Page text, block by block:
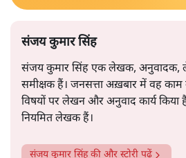
संजय कुमार सिंह
संजय कुमार सिंह एक लेखक, अनुवादक,
समीक्षक हैं। जनसत्ता अख़बार में वह काम
विषयों पर लेखन और अनुवाद कार्य किया
नियमित लेखक हैं।
संजय कुमार सिंहकी और स्टोरी पढ़ें